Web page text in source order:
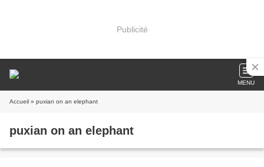
Publicité
MENU
Accueil » puxian on an elephant
puxian on an elephant